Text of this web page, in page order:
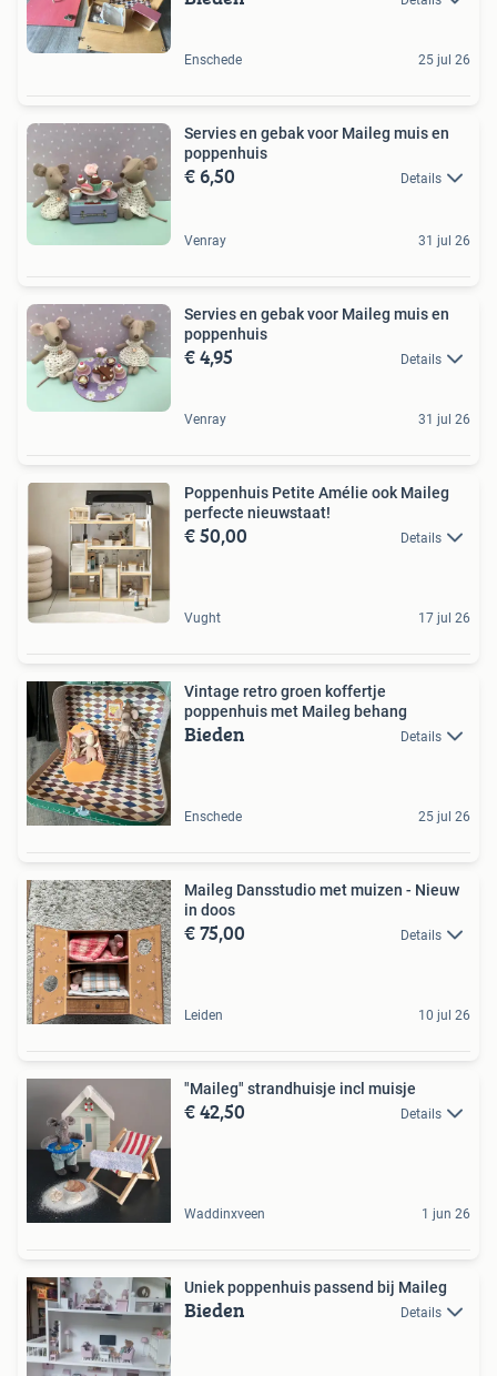
Enschede 25 jul 26
Servies en gebak voor Maileg muis en
poppenhuis
€ 6,50 Details
Venray 31 jul 26
Servies en gebak voor Maileg muis en
poppenhuis
€ 4,95 Details
Venray 31 jul 26
Poppenhuis Petite Amélie ook Maileg
perfecte nieuwstaat!
€ 50,00 Details
Vught 17 jul 26
Vintage retro groen koffertje
poppenhuis met Maileg behang
Bieden Details
Enschede 25 jul 26
Maileg Dansstudio met muizen - Nieuw
in doos
€ 75,00 Details
Leiden 10 jul 26
"Maileg" strandhuisje incl muisje
€ 42,50 Details
Waddinxveen 1 jun 26
Uniek poppenhuis passend bij Maileg
Bieden Details